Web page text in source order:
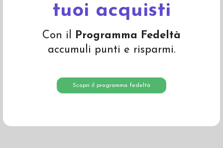
tuoi acquisti
Con il Programma Fedeltà
accumuli punti e risparmi.
Scopri il programma fedeltà